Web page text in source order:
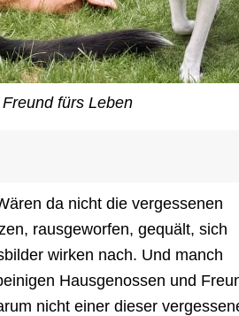
fürs Leben
da nicht die vergessenen
rausgeworfen, gequält, sich
wirken nach. Und manch
Hausgenossen und
nicht einer dieser